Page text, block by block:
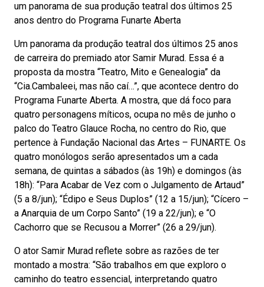
um panorama de sua produção teatral dos últimos 25
anos dentro do Programa Funarte Aberta
Um panorama da produção teatral dos últimos 25 anos
de carreira do premiado ator Samir Murad. Essa é a
proposta da mostra “Teatro, Mito e Genealogia” da
“Cia.Cambaleei, mas não caí…”, que acontece dentro do
Programa Funarte Aberta. A mostra, que dá foco para
quatro personagens míticos, ocupa no mês de junho o
palco do Teatro Glauce Rocha, no centro do Rio, que
pertence à Fundação Nacional das Artes – FUNARTE. Os
quatro monólogos serão apresentados um a cada
semana, de quintas a sábados (às 19h) e domingos (às
18h): “Para Acabar de Vez com o Julgamento de Artaud”
(5 a 8/jun); “Édipo e Seus Duplos” (12 a 15/jun); “Cícero –
a Anarquia de um Corpo Santo” (19 a 22/jun); e “O
Cachorro que se Recusou a Morrer” (26 a 29/jun).
O ator Samir Murad reflete sobre as razões de ter
montado a mostra: “São trabalhos em que exploro o
caminho do teatro essencial, interpretando quatro